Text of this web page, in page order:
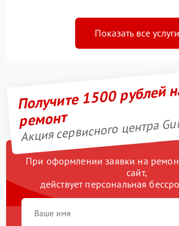
Показать все услуги
Получите 1500 рублей
ремонт
Акция сервисного центра
При оформлении заявки на
сайт,
действует персональная